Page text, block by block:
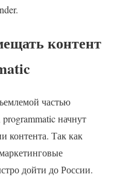
контент
частью
начнут
контента. Так как
дойти до России.